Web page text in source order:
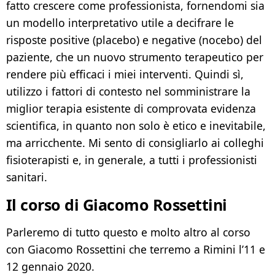
fatto crescere come professionista, fornendomi sia
un modello interpretativo utile a decifrare le
risposte positive (placebo) e negative (nocebo) del
paziente, che un nuovo strumento terapeutico per
rendere più efficaci i miei interventi. Quindi sì,
utilizzo i fattori di contesto nel somministrare la
miglior terapia esistente di comprovata evidenza
scientifica, in quanto non solo è etico e inevitabile,
ma arricchente. Mi sento di consigliarlo ai colleghi
fisioterapisti e, in generale, a tutti i professionisti
sanitari.
Il corso di Giacomo Rossettini
Parleremo di tutto questo e molto altro al corso
con Giacomo Rossettini che terremo a Rimini l’11 e
12 gennaio 2020.